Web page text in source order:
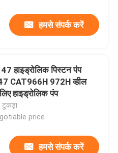
हमसे संपर्क करें
हाइड्रोलिक पिस्टन पंप
CAT966H 972H व्हील
हाइड्रोलिक पंप
टुकड़ा
price
हमसे संपर्क करें